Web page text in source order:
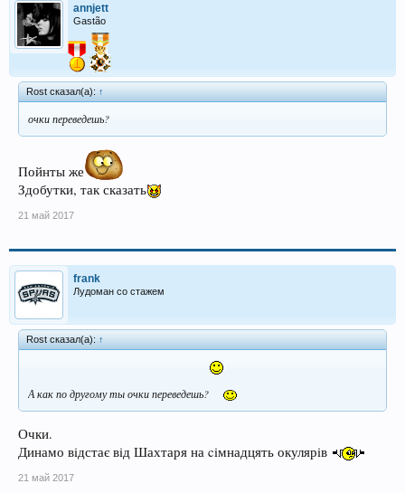
annjett
Gastão
Rost сказал(а): ↑
очки переведешь?
Пойнты же
Здобутки, так сказать
21 май 2017
frank
Лудоман со стажем
Rost сказал(а): ↑
А как по другому ты очки переведешь?
Очки.
Динамо вiдстає вiд Шахтаря на ciмнадцять окулярiв
21 май 2017